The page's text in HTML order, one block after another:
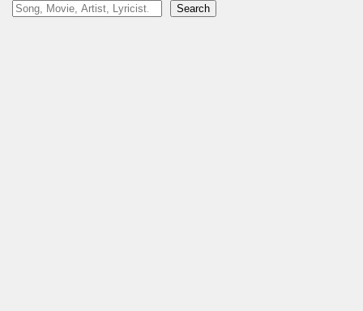
Search